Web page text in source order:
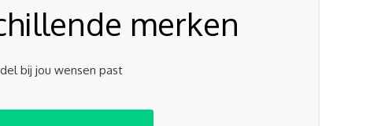
merken
bij jou wensen past